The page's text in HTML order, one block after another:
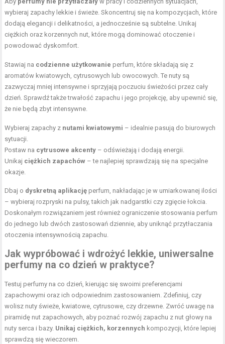
wybieraj zapachy lekkie i świeże. Skoncentruj się na kompozycjach, które
dodają elegancji i delikatności, a jednocześnie są subtelne. Unikaj
ciężkich oraz korzennych nut, które mogą dominować otoczenie i
powodować dyskomfort.
Stawiaj na codzienne użytkowanie perfum, które składają się z
aromatów kwiatowych, cytrusowych lub owocowych. Te nuty są
zazwyczaj mniej intensywne i sprzyjają poczuciu świeżości przez cały
dzień. Sprawdź także trwałość zapachu i jego projekcję, aby upewnić się,
że nie będą zbyt intensywne.
Wybieraj zapachy z nutami kwiatowymi – idealnie pasują do biurowych
sytuacji.
Postaw na cytrusowe akcenty – odświeżają i dodają energii.
Unikaj ciężkich zapachów – te najlepiej sprawdzają się na specjalne
okazje.
Dbaj o dyskretną aplikację perfum, nakładając je w umiarkowanej ilości
– wybieraj rozpryski na pulsy, takich jak nadgarstki czy zgięcie łokcia.
Doskonałym rozwiązaniem jest również ograniczenie stosowania perfum
do jednego lub dwóch zastosowań dziennie, aby uniknąć przytłaczania
otoczenia intensywnością zapachu.
Jak wypróbować i wdrożyć lekkie, uniwersalne
perfumy na co dzień w praktyce?
Testuj perfumy na co dzień, kierując się swoimi preferencjami
zapachowymi oraz ich odpowiednim zastosowaniem. Zdefiniuj, czy
wolisz nuty świeże, kwiatowe, cytrusowe, czy drzewne. Zwróć uwagę na
piramidę nut zapachowych, aby poznać rozwój zapachu z nut głowy na
nuty serca i bazy. Unikaj ciężkich, korzennych kompozycji, które lepiej
sprawdzą się wieczorem.